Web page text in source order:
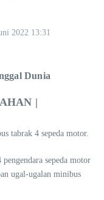
2022 13:31
Dunia
|
tabrak 4 sepeda motor.
sepeda motor
ugal-ugalan minibus